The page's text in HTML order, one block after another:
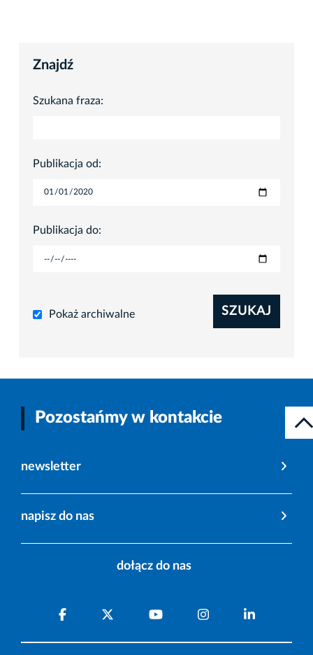
Znajdź
Szukana fraza:
Publikacja od:
Publikacja do:
Pokaż archiwalne SZUKAJ
Pozostańmy w kontakcie
newsletter
napisz do nas
dołącz do nas